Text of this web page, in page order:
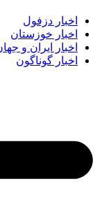
اخبار دزفول
اخبار خوزستان
اخبار ایران و جهان
اخبار گوناگون